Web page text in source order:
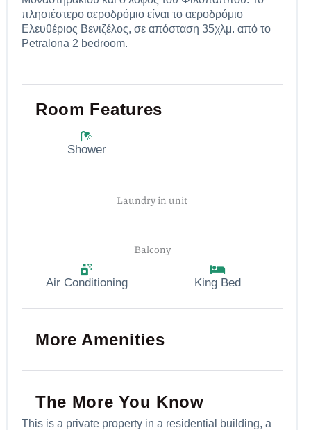
πλησιέστερο αεροδρόμιο είναι το αεροδρόμιο
Ελευθέριος Βενιζέλος, σε απόσταση 35χλμ. από το
Petralona 2 bedroom.
Room Features
Shower
Laundry in unit
Balcony
Air Conditioning King Bed
More Amenities
The More You Know
This is a private property in a residential building, a